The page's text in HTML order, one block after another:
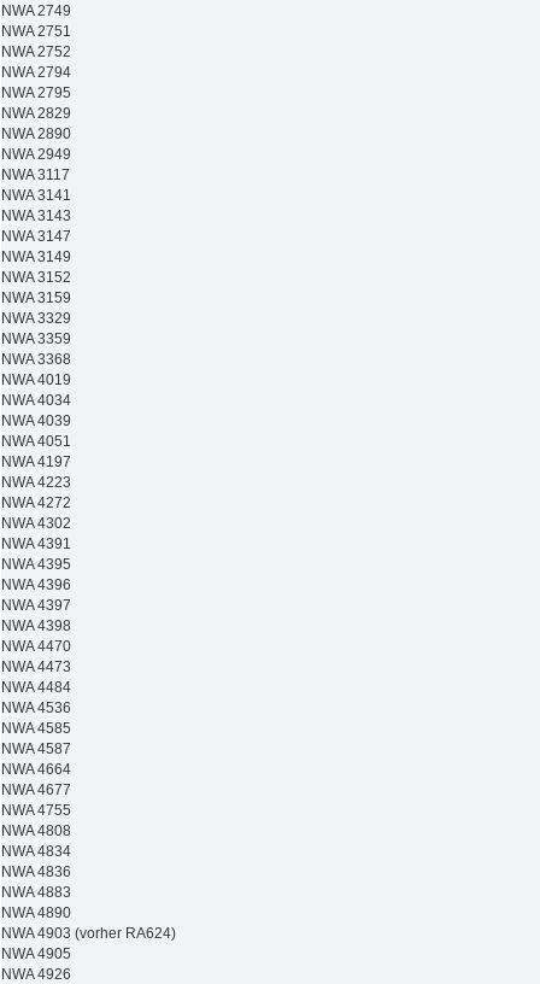
NWA 2749
NWA 2751
NWA 2752
NWA 2794
NWA 2795
NWA 2829
NWA 2890
NWA 2949
NWA 3117
NWA 3141
NWA 3143
NWA 3147
NWA 3149
NWA 3152
NWA 3159
NWA 3329
NWA 3359
NWA 3368
NWA 4019
NWA 4034
NWA 4039
NWA 4051
NWA 4197
NWA 4223
NWA 4272
NWA 4302
NWA 4391
NWA 4395
NWA 4396
NWA 4397
NWA 4398
NWA 4470
NWA 4473
NWA 4484
NWA 4536
NWA 4585
NWA 4587
NWA 4664
NWA 4677
NWA 4755
NWA 4808
NWA 4834
NWA 4836
NWA 4883
NWA 4890
NWA 4903 (vorher RA624)
NWA 4905
NWA 4926